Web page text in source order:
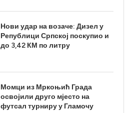
Нови удар на возаче: Дизел у
Републици Српској поскупио и
до 3,42 КМ по литру
Момци из Мркоњић Града
освојили друго мјесто на
футсал турниру у Гламочу